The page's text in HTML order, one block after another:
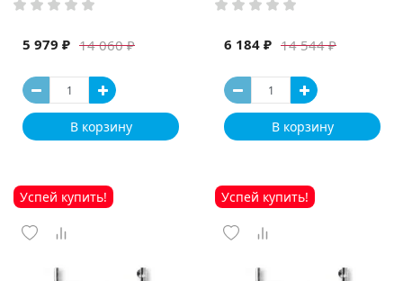
14 060 ₽
5 979 ₽
В корзину
14 544 ₽
6 184 ₽
В корзину
Успей купить! Успей купить!